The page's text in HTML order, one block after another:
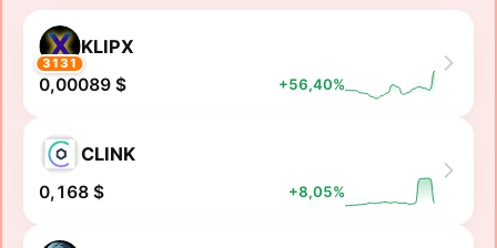
3131
KLIPX
0,00089 $ +56,40%
CLINK
0,168 $ +8,05%